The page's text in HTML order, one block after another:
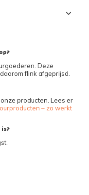
Deze
flink afgeprijsd.
producten. Lees er
– zo werkt